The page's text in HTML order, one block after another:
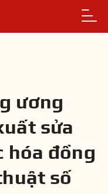
ương
sửa
hóa đồng
số